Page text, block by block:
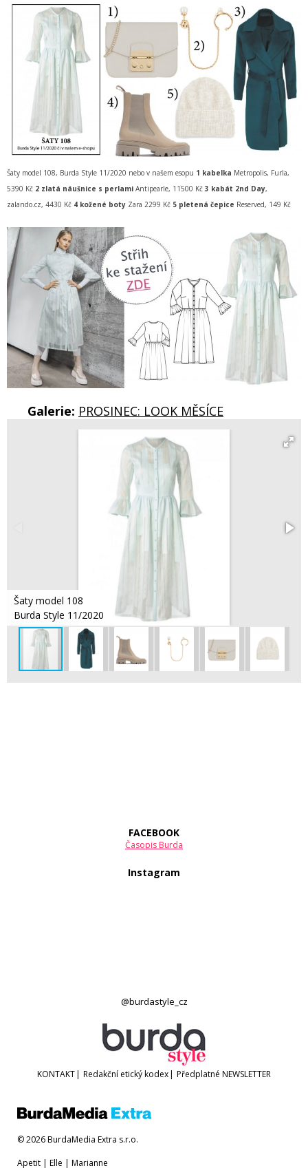
Šaty model 108, Burda Style 11/2020 nebo v našem esopu 1 kabelka Metropolis, Furla,
5390 Kč 2 zlatá náušnice s perlami Antipearle, 11500 Kč 3 kabát 2nd Day,
zalando.cz, 4430 Kč 4 kožené boty Zara 2299 Kč 5 pletená čepice Reserved, 149 Kč
Galerie: PROSINEC: LOOK MĚSÍCE
Šaty model 108
Burda Style 11/2020
FACEBOOK
Časopis Burda
Instagram
@burdastyle_cz
KONTAKT| Redakční etický kodex| Předplatné NEWSLETTER
© 2026 BurdaMedia Extra s.r.o.
Apetit | Elle | Marianne